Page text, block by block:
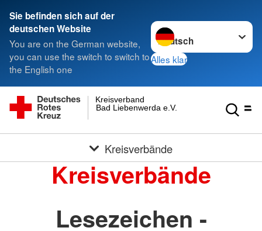
Sie befinden sich auf der
deutschen Website
You are on the German website,
you can use the switch to switch to
the English one
Sprache wechseln zu
Alles klar
Bad Liebenwerda e.V.
Kreisverband
Kreisverbände
Kreisverbände
Lesezeichen -